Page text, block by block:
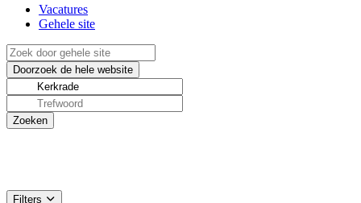
Vacatures
Gehele site
Filters